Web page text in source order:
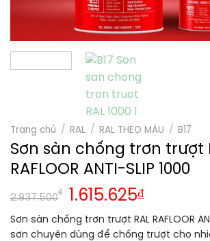
Trang chủ / RAL / RAL THEO MÀU / B17
Sơn sàn chống trơn trượt
RAFLOOR ANTI-SLIP 1000
2.937.500
₫ 1.615.625₫
Sơn sàn chống trơn trượt RAL RAFLOOR
sơn chuyên dùng để chống trượt cho